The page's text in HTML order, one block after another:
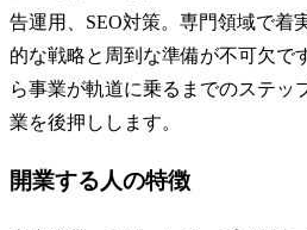
告運用、SEO対策。専門領域で着
的な戦略と周到な準備が不可欠で
ら事業が軌道に乗るまでのステッ
業を後押しします。
開業する人の特徴